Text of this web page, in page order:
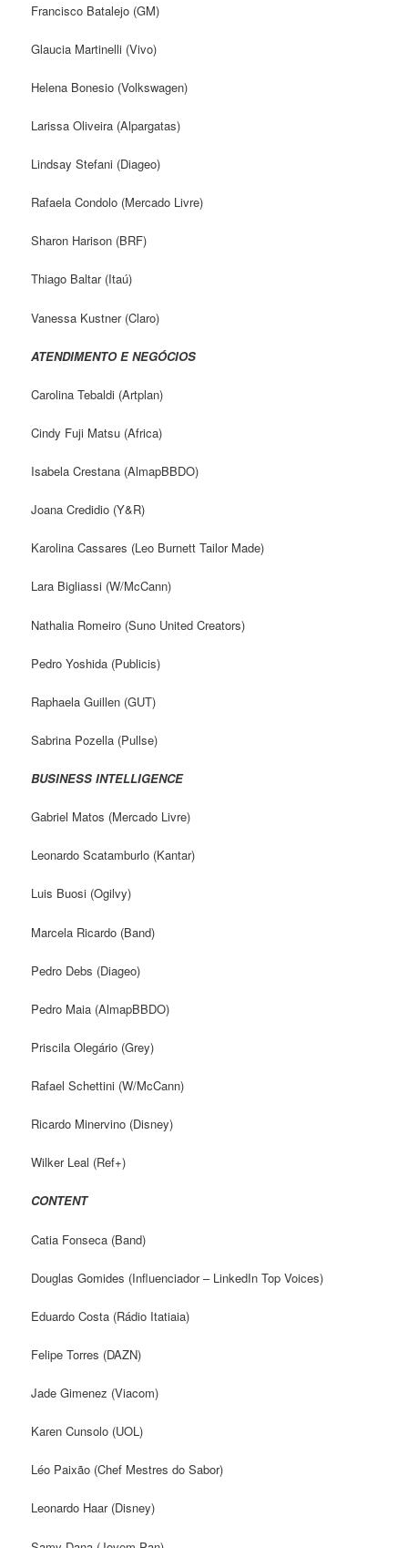
Francisco Batalejo (GM)
Glaucia Martinelli (Vivo)
Helena Bonesio (Volkswagen)
Larissa Oliveira (Alpargatas)
Lindsay Stefani (Diageo)
Rafaela Condolo (Mercado Livre)
Sharon Harison (BRF)
Thiago Baltar (Itaú)
Vanessa Kustner (Claro)
ATENDIMENTO E NEGÓCIOS
Carolina Tebaldi (Artplan)
Cindy Fuji Matsu (Africa)
Isabela Crestana (AlmapBBDO)
Joana Credidio (Y&R)
Karolina Cassares (Leo Burnett Tailor Made)
Lara Bigliassi (W/McCann)
Nathalia Romeiro (Suno United Creators)
Pedro Yoshida (Publicis)
Raphaela Guillen (GUT)
Sabrina Pozella (Pullse)
BUSINESS INTELLIGENCE
Gabriel Matos (Mercado Livre)
Leonardo Scatamburlo (Kantar)
Luis Buosi (Ogilvy)
Marcela Ricardo (Band)
Pedro Debs (Diageo)
Pedro Maia (AlmapBBDO)
Priscila Olegário (Grey)
Rafael Schettini (W/McCann)
Ricardo Minervino (Disney)
Wilker Leal (Ref+)
CONTENT
Catia Fonseca (Band)
Douglas Gomides (Influenciador – LinkedIn Top Voices)
Eduardo Costa (Rádio Itatiaia)
Felipe Torres (DAZN)
Jade Gimenez (Viacom)
Karen Cunsolo (UOL)
Léo Paixão (Chef Mestres do Sabor)
Leonardo Haar (Disney)